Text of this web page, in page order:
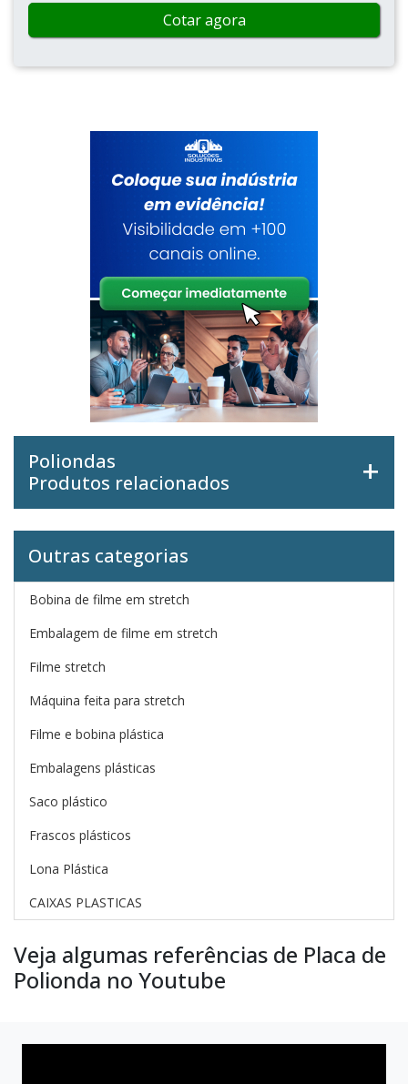
Cotar agora
Poliondas
Produtos relacionados
Outras categorias
Bobina de filme em stretch
Embalagem de filme em stretch
Filme stretch
Máquina feita para stretch
Filme e bobina plástica
Embalagens plásticas
Saco plástico
Frascos plásticos
Lona Plástica
CAIXAS PLASTICAS
Veja algumas referências de Placa de
Polionda no Youtube